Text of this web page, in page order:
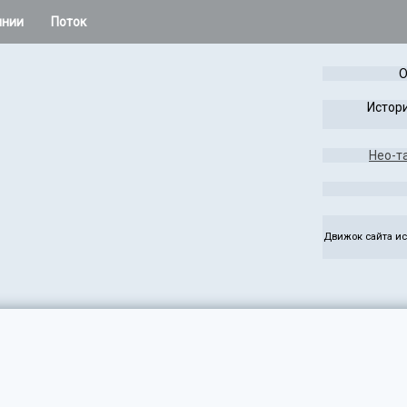
Поток
Нео-
Движок сайта